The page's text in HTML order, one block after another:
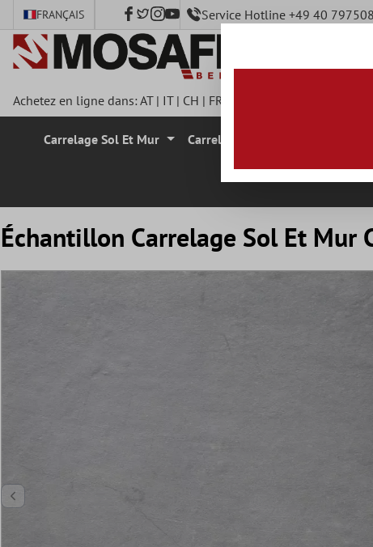
principal
FRANÇAIS Service Hotline +49 40
Achetez en ligne dans:AT| IT| CH | FR
Carrelage Sol Et Mur Carrelage Mural
Échantillon Carrelage Sol Et Mur